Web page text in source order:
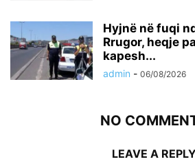
Hyjnë në fuqi
Rrugor, heqje
kapesh...
admin - 06/08/2026
NO
LEAVE A REPLY